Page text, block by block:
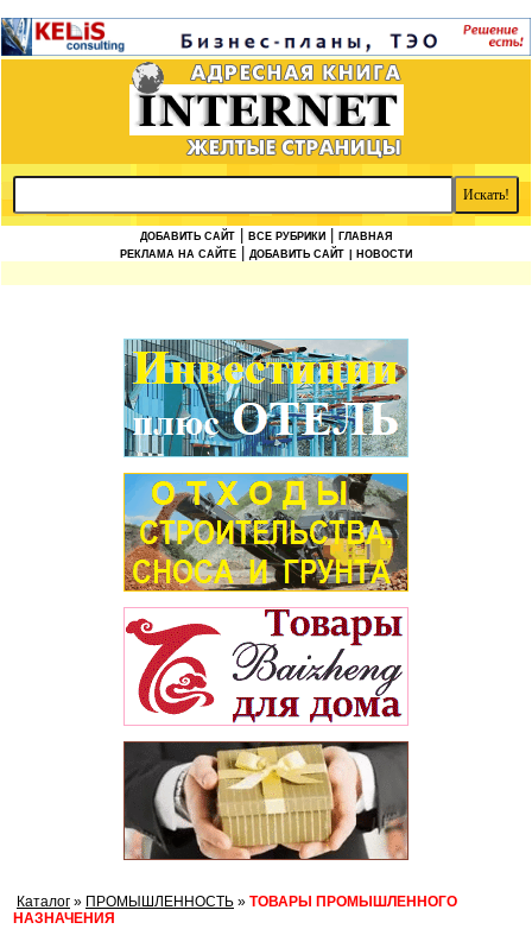
ДОБАВИТЬ САЙТ ВСЕ РУБРИКИ
ГЛАВНАЯ
РЕКЛАМА НА САЙТЕ
ДОБАВИТЬ САЙТ | НОВОСТИ
Каталог » ПРОМЫШЛЕННОСТЬ » ТОВАРЫ ПРОМЫШЛЕННОГО
НАЗНАЧЕНИЯ